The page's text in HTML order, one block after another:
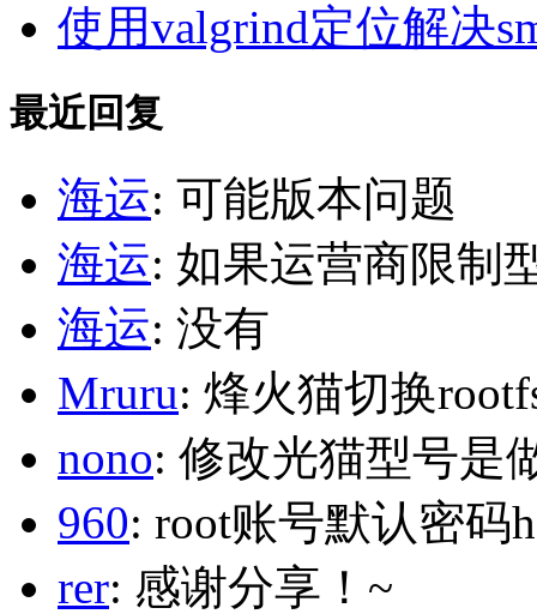
使用valgrind定位解决
最近回复
海运: 可能版本问题
海运: 如果运营商限制
海运: 没有
Mruru: 烽火猫切换
nono: 修改光猫型号是
960: root账号默认密码
rer: 感谢分享！~